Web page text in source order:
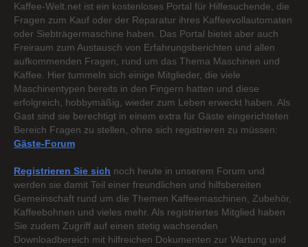
Kaffee-Welt.net ist ein kostenloses Portal für Hilfesuchende, die
Fragen zum Kauf oder der Reparatur ihres Kaffeevollautomaten
oder Siebträgermaschine haben. Das Portal bietet aber auch
Freiraum zum Austausch von Erfahrungsberichten und allen
aufkommenden Fragen, rund um das Thema Maschinen und
Kaffee. Hier tummeln sich einige Mitglieder, die viele
Maschinentypen bereits in den Fingern hatten und diese
erfolgreich, hobbymäßig, wieder zum Leben erweckt haben. Als
Gast sind sie berechtigt in einem extra für Gäste eingerichteten
Bereich Fragen zu stellen, ohne sich registrieren zu müssen:
Gäste-Forum
Registrieren Sie sich noch heute in unserem Forum und
werden sie damit Teil einer freundlichen und hilfsbereiten
Gemeinschaft rund um die Themen Kaffeemaschinen, Zubehör,
Kaffeebohnen und vieles mehr. Als registriertes Mitglied haben
Sie zudem Zugriff auf einen stetig wachsenden
Downloadbereich mit hilfreichen Dokumenten zur Wartung und